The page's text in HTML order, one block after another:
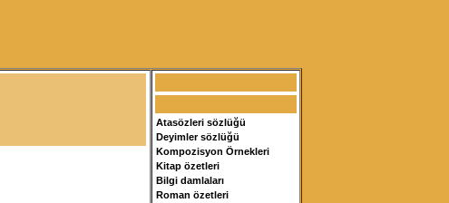
Atasözleri sözlüğü
Deyimler sözlüğü
Kompozisyon Örnekleri
Kitap özetleri
Bilgi damlaları
Roman özetleri